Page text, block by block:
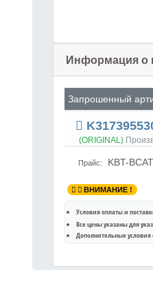
Информация о
Запрошенный
(ORIGINAL)
Прайс: KBT-BCAT
ВНИМАНИЕ !
Условия оплаты и
Все цены указаны для
Дополнительные